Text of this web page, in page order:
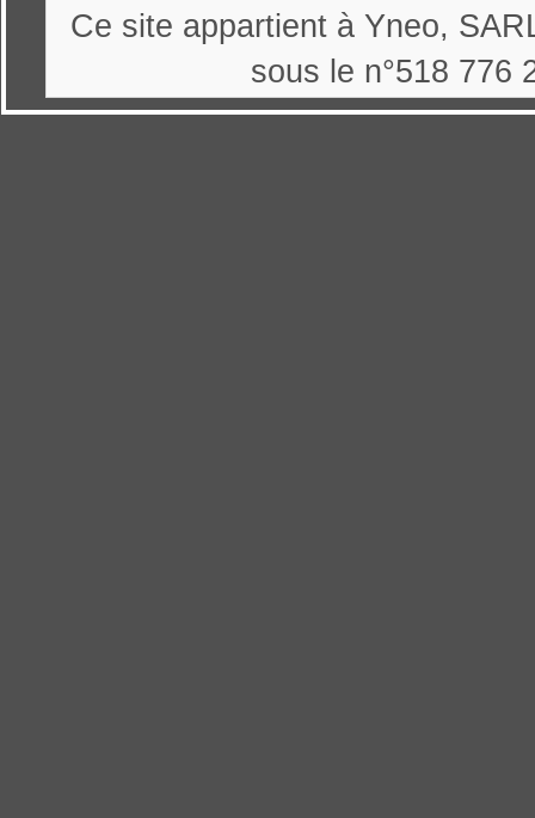
Ce site appartient à Yneo,
sous le n°518 776